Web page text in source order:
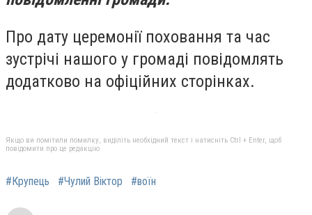
Про дату церемонії поховання та час
зустрічі нашого у громаді повідомлять
додатково на офіційних сторінках.
Якщо ви помітили помилку, виділіть необхідний текст і натисніть Ctrl + Enter, щоб
повідомити про це редакцію
#Крупець #Чулий Віктор #воїн